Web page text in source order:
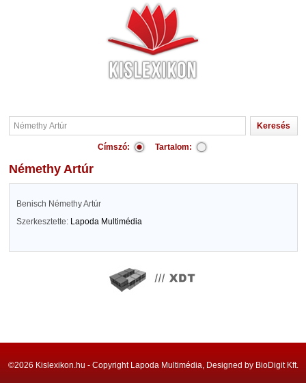
Címszó: Tartalom:
Némethy Artúr
Benisch Némethy Artúr
Szerkesztette: Lapoda Multimédia
©2026 Kislexikon.hu - Copyright Lapoda Multimédia, Designed by BioDigit Kft.